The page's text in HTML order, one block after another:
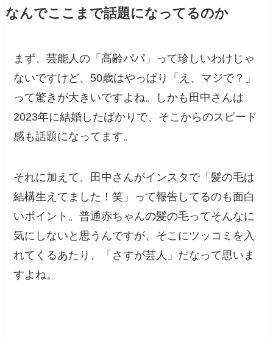
なんでここまで話題になってるのか
まず、芸能人の「高齢パパ」って珍しいわけじゃ
ないですけど、50歳はやっぱり「え、マジで？」
って驚きが大きいですよね。しかも田中さんは
2023年に結婚したばかりで、そこからのスピード
感も話題になってます。
それに加えて、田中さんがインスタで「髪の毛は
結構生えてました！笑」って報告してるのも面白
いポイント。普通赤ちゃんの髪の毛ってそんなに
気にしないと思うんですが、そこにツッコミを入
れてくるあたり、「さすが芸人」だなって思いま
すよね。